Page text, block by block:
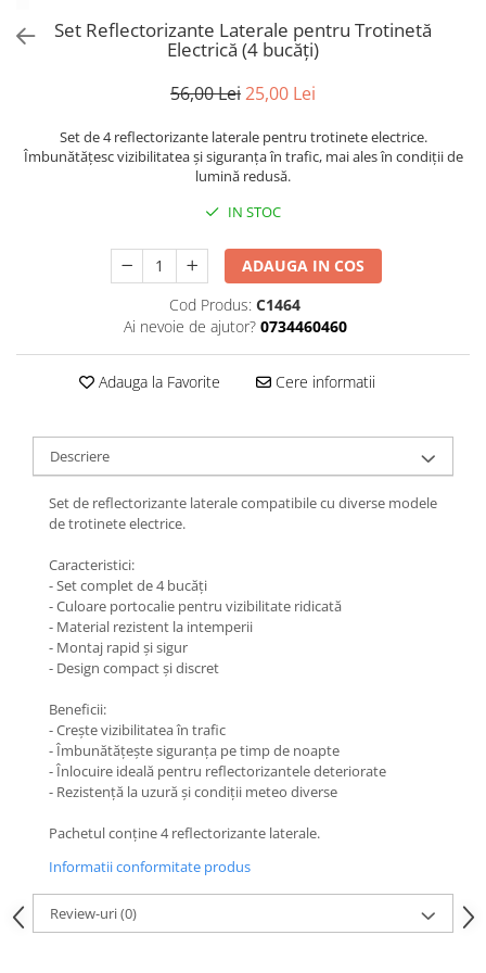
Trotinete Peste 3000 Lei
Trotinete cu Baterie Detașabilă
Trotinete cu Cheie
Trotinete cu Ghidon Reglabil
ATV 200cc
Oglinzi retrovizoare
Protecții la coliziune
KuKirin G3
KuKirin V2
KuKirin S1 Max
KuKirin G2 Ultra
Anvelope
Anvelope solide
Camere de aer
Valve & extensii
Acceleratoare & comenzi
Display-uri / ecrane
Lumini / iluminare
Motoare
Senzori Hall
Baterii
Controlere & Conversoare DC/DC
Încărcătoare
Prize de încărcare
Cabluri pentru baterii
Componente baterii
Set Reflectorizante Laterale pentru Trotinetă
Electrică (4 bucăți)
56,00 Lei25,00 Lei
Set de 4 reflectorizante laterale pentru trotinete electrice.
Îmbunătățesc vizibilitatea și siguranța în trafic, mai ales în condiții de
lumină redusă.
IN STOC
ADAUGA IN COS
Cod Produs: C1464
Ai nevoie de ajutor? 0734460460
Adauga la Favorite Cere informatii
Descriere
Set de reflectorizante laterale compatibile cu diverse modele
de trotinete electrice.
Caracteristici:
- Set complet de 4 bucăți
- Culoare portocalie pentru vizibilitate ridicată
- Material rezistent la intemperii
- Montaj rapid și sigur
- Design compact și discret
Beneficii:
- Crește vizibilitatea în trafic
- Îmbunătățește siguranța pe timp de noapte
- Înlocuire ideală pentru reflectorizantele deteriorate
- Rezistență la uzură și condiții meteo diverse
Pachetul conține 4 reflectorizante laterale.
Informatii conformitate produs
Review-uri(0)